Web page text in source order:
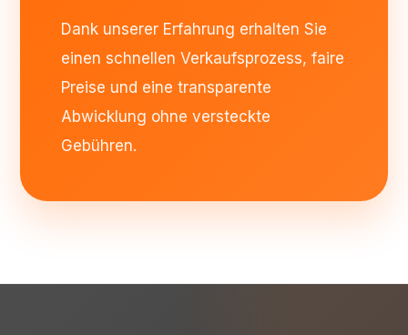
Dank unserer Erfahrung erhalten Sie
einen schnellen Verkaufsprozess, faire
Preise und eine transparente
Abwicklung ohne versteckte
Gebühren.